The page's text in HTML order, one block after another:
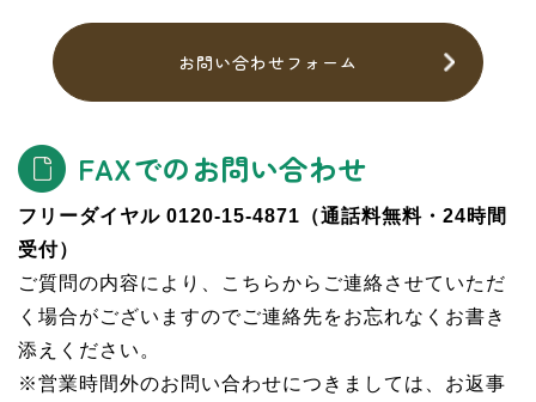
お問い合わせフォーム
FAXでのお問い合わせ
フリーダイヤル 0120-15-4871（通話料無料・24時間
受付）
ご質問の内容により、こちらからご連絡させていただ
く場合がございますのでご連絡先をお忘れなくお書き
添えください。
※営業時間外のお問い合わせにつきましては、お返事